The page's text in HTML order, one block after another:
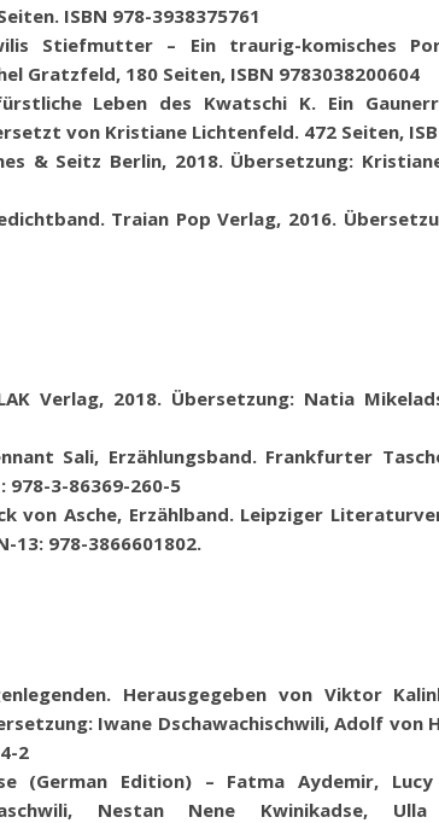
. ISBN 978-3938375761
Stiefmutter – Ein traurig-komisches
Gratzfeld, 180 Seiten, ISBN 9783038200604
Leben des Kwatschi K. Ein
von Kristiane Lichtenfeld. 472 Seiten,
& Seitz Berlin, 2018. Übersetzung:
Traian Pop Verlag, 2016.
Verlag, 2018. Übersetzung: Natia
Sali, Erzählungsband. Frankfurter
978-3-86369-260-5
von Asche, Erzählband. Leipziger
13: 978-3866601802.
Herausgegeben von Viktor
Iwane Dschawachischwili, Adolf von
2
(German Edition) – Fatma Aydemir,
Nestan Nene Kwinikadse,